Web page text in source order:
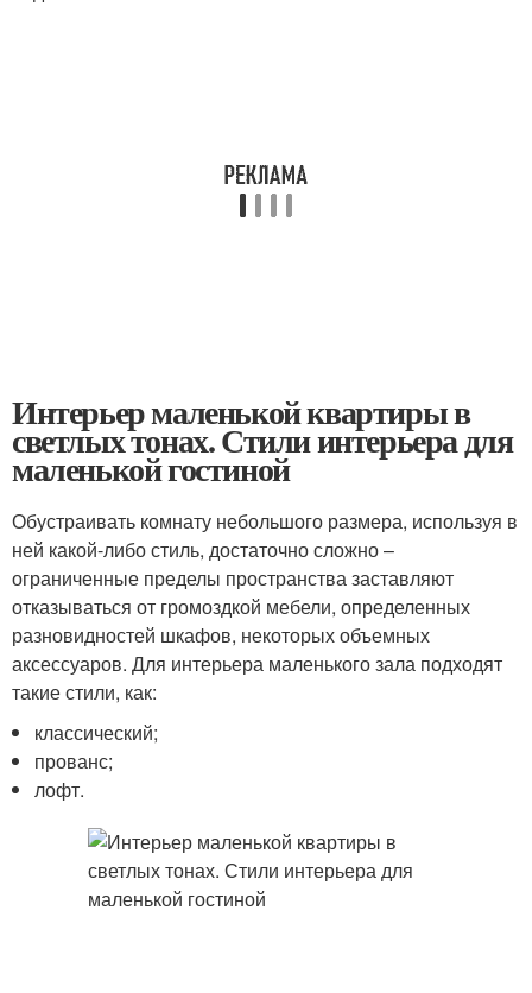
Интерьер маленькой квартиры в
светлых тонах. Стили интерьера для
маленькой гостиной
Обустраивать комнату небольшого размера, используя в
ней какой-либо стиль, достаточно сложно –
ограниченные пределы пространства заставляют
отказываться от громоздкой мебели, определенных
разновидностей шкафов, некоторых объемных
аксессуаров. Для интерьера маленького зала подходят
такие стили, как:
классический;
прованс;
лофт.